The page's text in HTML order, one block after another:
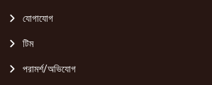
যোগাযোগ
টিম
পরামর্শ/অভিযোগ